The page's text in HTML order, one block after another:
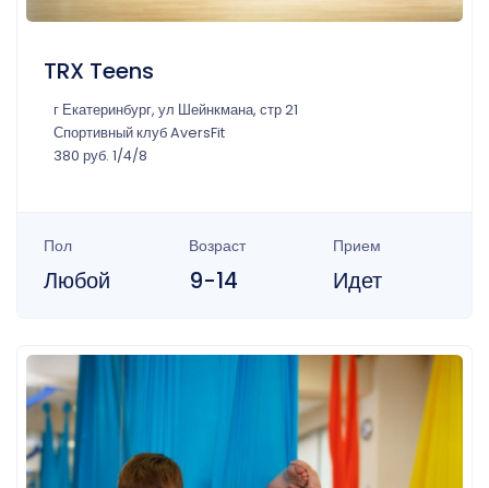
TRX Teens
г Екатеринбург, ул Шейнкмана, стр 21
Спортивный клуб AversFit
380 руб. 1/4/8
Пол
Любой
Возраст
9-14
Прием
Идет